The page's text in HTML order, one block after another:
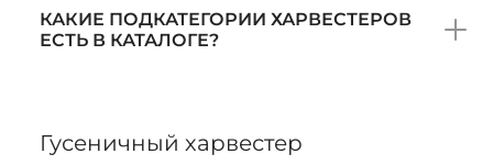
КАКИЕ ПОДКАТЕГОРИИ ХАРВЕСТЕРОВ
ЕСТЬ В КАТАЛОГЕ?
Гусеничный харвестер